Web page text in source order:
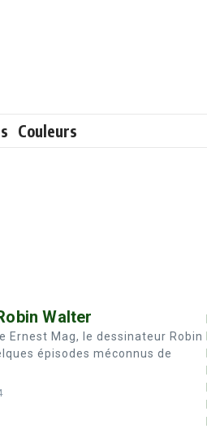
Couleurs
Walter
Ernest Mag, le dessinateur Robin
épisodes méconnus de